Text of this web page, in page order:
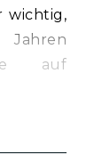
wichtig,
Jahren
auf